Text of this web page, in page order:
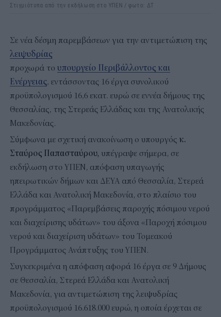
Στιγμιότυπα από την εκδήλωση στο ΥΠΕΝ / φωτο: ΔΤ
Σε νέα δέσμη παρεμβάσεων για την αντιμετώπιση της
λειψυδρίας
προχωρά το υπουργείο Περιβάλλοντος και
Ενέργειας, εντάσσοντας 16 έργα συνολικού
προϋπολογισμού 16,6 εκατ. ευρώ σε εννέα δήμους της
Θεσσαλίας, της Στερεάς Ελλάδας και της Ανατολικής
Μακεδονίας.
Σύμφωνα με σχετική ανακοίνωση ο υπουργός κ.
Σταύρος Παπασταύρου, υπέγραψε σήμερα, σε
εκδήλωση στο ΥΠΕΝ, απόφαση υπαγωγής
ηπειρωτικών δήμων και ΔΕΥΑ από Θεσσαλία, Στερεά
Ελλάδα και Ανατολική Μακεδονία, στο πλαίσιο του
προγράμματος «Παρεμβάσεις παροχής πόσιμου νερού
και διαχείρισης υδάτων» του άξονα «Παροχή πόσιμου
νερού και διαχείριση υδάτων» του Τομεακού
Προγράμματος Ανάπτυξης του ΥΠΕΝ.
Συγκεκριμένα η απόφαση αφορά 16 έργα σε 9 Δήμους
σε Θεσσαλία, Στερεά Ελλάδα και Ανατολική
Μακεδονία, για αντιμετώπιση της λειψυδρίας
προϋπολογισμού 16.618.000 ευρώ, η οποία έρχεται σε